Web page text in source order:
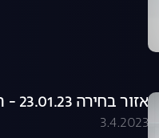
אזור בחירה 23.01.23 - התכנית המלאה
3.4.2023